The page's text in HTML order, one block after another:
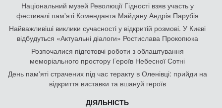
Національний музей Революції Гідності взяв участь у
фестивалі пам'яті Коменданта Майдану Андрія Парубія
Найважливіші виклики сучасності у відкритій розмові. У Києві
відбудуться «Актуальні діалоги» Ростислава Прокопюка
Розпочалися підготовчі роботи з облаштування
меморіального простору Героїв Небесної Сотні
День памʼяті страчених під час теракту в Оленівці: прийди на
відкриття виставки та вшануй героїв
ДІЯЛЬНІСТЬ